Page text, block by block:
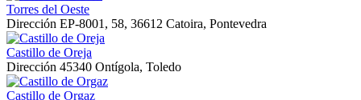
Torres del Oeste
Dirección EP-8001, 58, 36612 Catoira, Pontevedra
Castillo de Oreja
Dirección 45340 Ontígola, Toledo
Castillo de Orgaz